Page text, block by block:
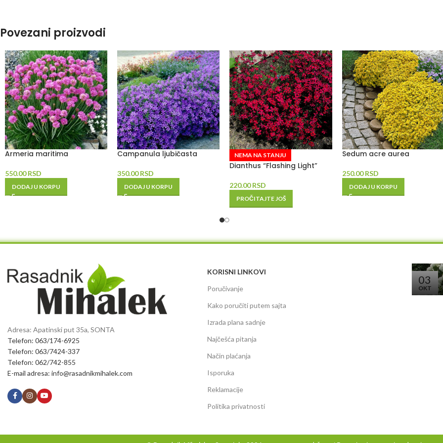
Povezani proizvodi
Armeria maritima
550.00RSD
DODAJ U KORPU
Campanula ljubičasta
350.00RSD
DODAJ U KORPU
NEMA NA STANJU
Dianthus “Flashing Light”
220.00RSD
PROČITAJTE JOŠ
Sedum acre aurea
250.00RSD
DODAJ U KORPU
Adresa: Apatinski put 35a, SONTA
Telefon: 063/174-6925
Telefon: 063/7424-337
Telefon: 062/742-855
E-mail adresa: info@rasadnikmihalek.com
KORISNI LINKOVI
Poručivanje
Kako poručiti putem sajta
Izrada plana sadnje
Najčešća pitanja
Način plaćanja
Isporuka
Reklamacije
Politika privatnosti
03
OKT